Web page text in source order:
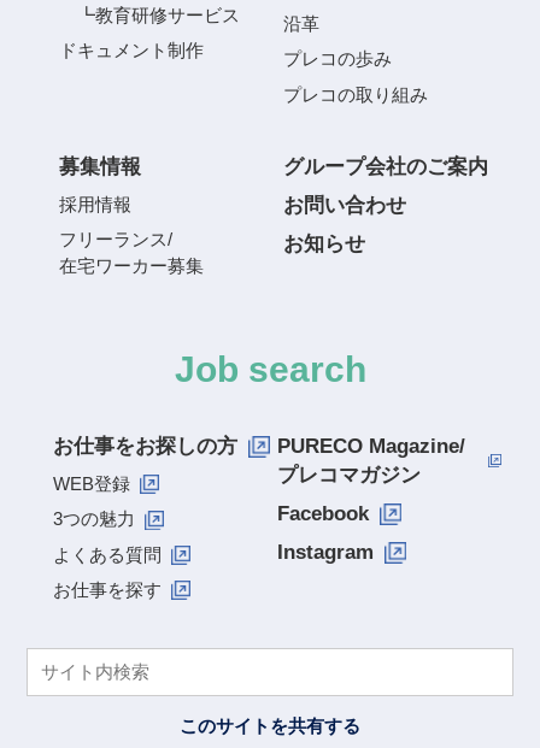
教育研修サービス
ドキュメント制作
沿革
プレコの歩み
プレコの取り組み
募集情報
採用情報
フリーランス/
在宅ワーカー募集
グループ会社のご案内
お問い合わせ
お知らせ
Job search
お仕事をお探しの方
WEB登録
3つの魅力
よくある質問
お仕事を探す
PURECO Magazine/
プレコマガジン
Facebook
Instagram
このサイトを共有する